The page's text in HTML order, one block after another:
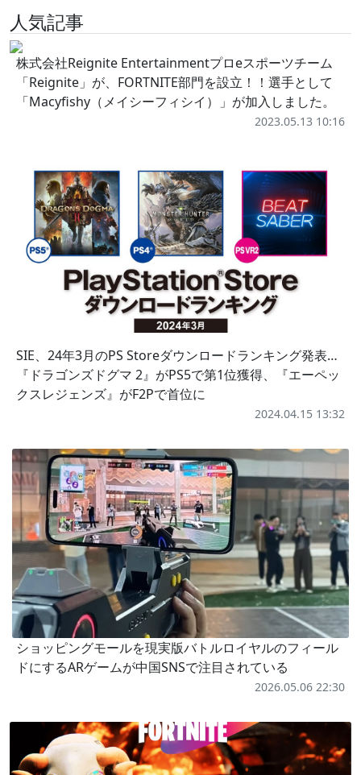
人気記事
株式会社Reignite Entertainmentプロeスポーツチーム
「Reignite」が、FORTNITE部門を設立！！選手として
「Macyfishy（メイシーフィシイ）」が加入しました。
2023.05.13 10:16
SIE、24年3月のPS Storeダウンロードランキング発表…
『ドラゴンズドグマ 2』がPS5で第1位獲得、『エーペッ
クスレジェンズ』がF2Pで首位に
2024.04.15 13:32
ショッピングモールを現実版バトルロイヤルのフィール
ドにするARゲームが中国SNSで注目されている
2026.05.06 22:30